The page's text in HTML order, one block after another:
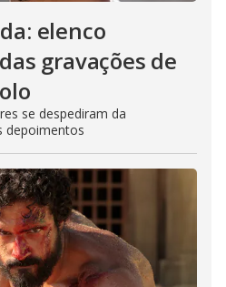
elenco
gravações de
se despediram da
depoimentos